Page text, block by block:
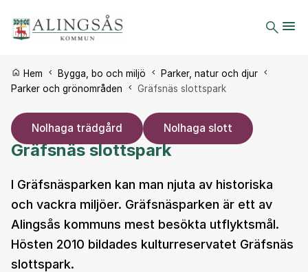
Du är här:
Hem Bygga, bo och miljö
Parker, natur och djur
Parker och grönområden
Gräfsnäs slottspark
Nolhaga trädgård Nolhaga slott
Gräfsnäs slottspark
I Gräfsnäsparken kan man njuta av historiska
och vackra miljöer. Gräfsnäsparken är ett av
Alingsås kommuns mest besökta utflyktsmål.
Hösten 2010 bildades kulturreservatet Gräfsnäs
slottspark.